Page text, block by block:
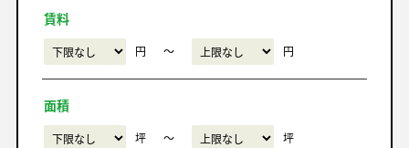
賃料
円 〜 円
面積
坪 〜 坪